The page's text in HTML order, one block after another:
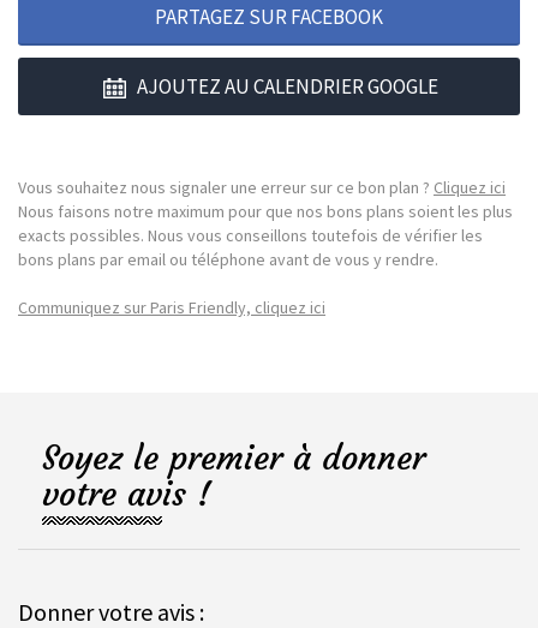
PARTAGEZ SUR FACEBOOK
AJOUTEZ AU CALENDRIER GOOGLE
Vous souhaitez nous signaler une erreur sur ce bon plan ? Cliquez ici
Nous faisons notre maximum pour que nos bons plans soient les plus
exacts possibles. Nous vous conseillons toutefois de vérifier les
bons plans par email ou téléphone avant de vous y rendre.
Communiquez sur Paris Friendly, cliquez ici
Soyez le premier à donner
votre avis !
Donner votre avis :